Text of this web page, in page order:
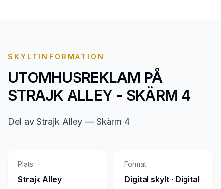
SKYLTINFORMATION
UTOMHUSREKLAM PÅ
STRAJK ALLEY - SKÄRM 4
Del av Strajk Alley — Skärm 4
Plats
Strajk Alley
Format
Digital skylt · Digital